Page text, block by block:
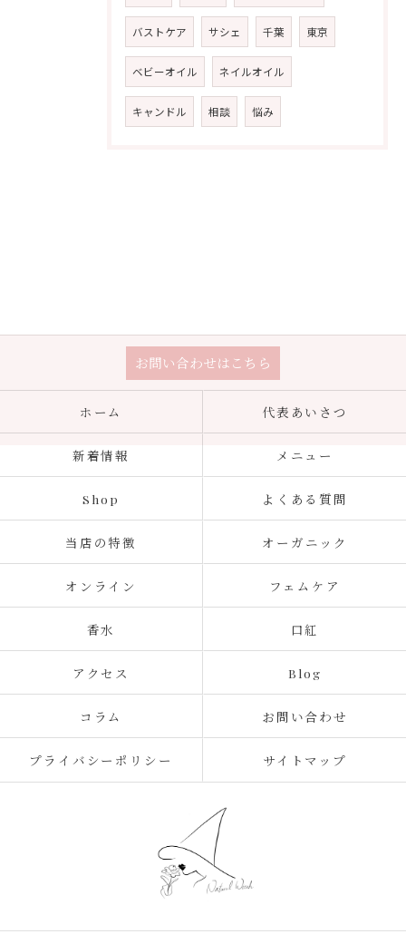
バストケア サシェ 千葉 東京
ベビーオイル ネイルオイル
キャンドル 相談 悩み
お問い合わせはこちら
ホーム 代表あいさつ
新着情報 メニュー
Shop よくある質問
当店の特徴 オーガニック
オンライン フェムケア
香水 口紅
アクセス Blog
コラム お問い合わせ
プライバシーポリシー サイトマップ